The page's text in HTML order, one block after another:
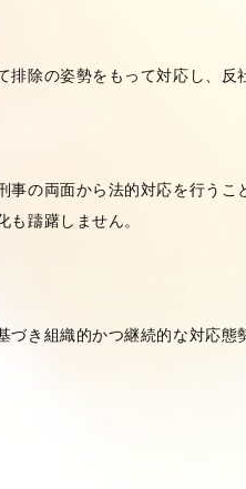
除の姿勢をもって対応し、
の両面から法的対応を行う
躊躇しません。
き組織的かつ継続的な対応態